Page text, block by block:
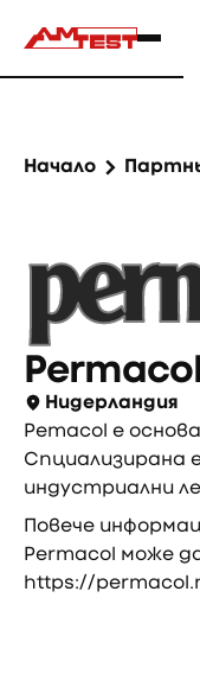
Начало
Permacol
Нидерландия
Pemacol е
Спциализирана
индустриални
Повече
Permacol може
https://